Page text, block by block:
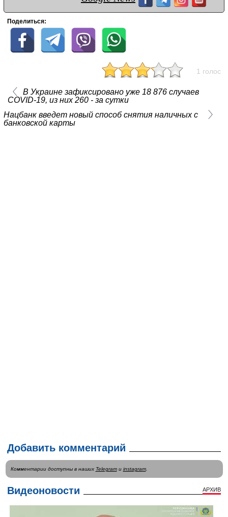
Поделиться:
1 голос
В Украине зафиксировано уже 18 876 случаев
COVID-19, из них 260 - за сутки
Нацбанк введет новый способ снятия наличных с
банковской карты
Добавить комментарий
Комментарии доступны в наших Telegramи instagram.
Видеоновости АРХИВ